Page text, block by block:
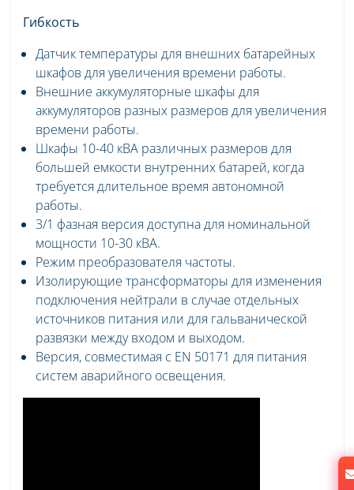
Гибкость
Датчик температуры для внешних батарейных
шкафов для увеличения времени работы.
Внешние аккумуляторные шкафы для
аккумуляторов разных размеров для увеличения
времени работы.
Шкафы 10-40 кВА различных размеров для
большей емкости внутренних батарей, когда
требуется длительное время автономной
работы.
3/1 фазная версия доступна для номинальной
мощности 10-30 кВА.
Режим преобразователя частоты.
Изолирующие трансформаторы для изменения
подключения нейтрали в случае отдельных
источников питания или для гальванической
развязки между входом и выходом.
Версия, совместимая с EN 50171 для питания
систем аварийного освещения.